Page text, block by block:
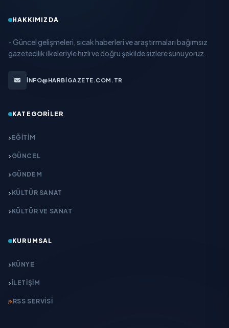
HAKKIMIZDA
- Güncel gelişmeleri, sıcak haberleri ve araştırmaları bağımsız
gazetecilik ilkeleriyle hızlı ve doğru şekilde sizlere sunuyoruz.
INFO@HARBIGAZETE.COM.TR
KATEGORILER
EĞITIM
GÜNCEL
GÜNDEM
KÜLTÜR SANAT
KÜLTÜR VE SANAT
KURUMSAL
KÜNYE
İLETIŞIM
RSS SERVISI